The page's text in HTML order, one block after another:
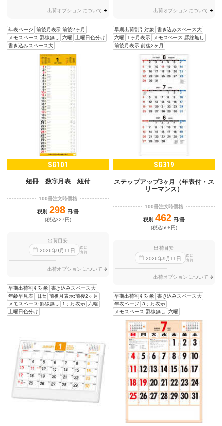
出荷オプションについて
年表ページ
前後月表示:前後2ヶ月
メモスペース:罫線無し
六曜 土曜日色分け
書き込みスペース大
出荷オプションについて
早期出荷割引対象
書き込みスペース大
六曜 1ヶ月表示
メモスペース:罫線無し
前後月表示:前後2ヶ月
SG101
短冊 数字月表 紐付
100冊注文時価格
税別 298 円/冊
(税込327円)
出荷目安
2026年9 月11 日
迄に
出荷
出荷オプションについて
早期出荷割引対象
書き込みスペース大
年齢早見表
旧暦 前後月表示:前後2ヶ月
メモスペース:罫線無し
1ヶ月表示 六曜
土曜日色分け
SG319
ステップアップ3ヶ月（年表付・ス
リーマンス）
100冊注文時価格
税別 462 円/冊
(税込508円)
出荷目安
2026年9 月 11 日
迄に
出荷
出荷オプションについて
早期出荷割引対象
書き込みスペース大
年表ページ
3ヶ月表示
メモスペース:罫線無し
六曜